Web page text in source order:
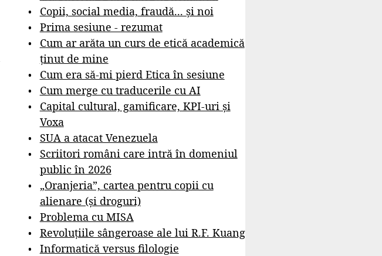
Copii, social media, fraudă... și noi
Prima sesiune - rezumat
Cum ar arăta un curs de etică academică
ținut de mine
Cum era să-mi pierd Etica în sesiune
Cum merge cu traducerile cu AI
Capital cultural, gamificare, KPI-uri și
Voxa
SUA a atacat Venezuela
Scriitori români care intră în domeniul
public în 2026
„Oranjeria”, cartea pentru copii cu
alienare (și droguri)
Problema cu MISA
Revoluțiile sângeroase ale lui R.F. Kuang
Informatică versus filologie